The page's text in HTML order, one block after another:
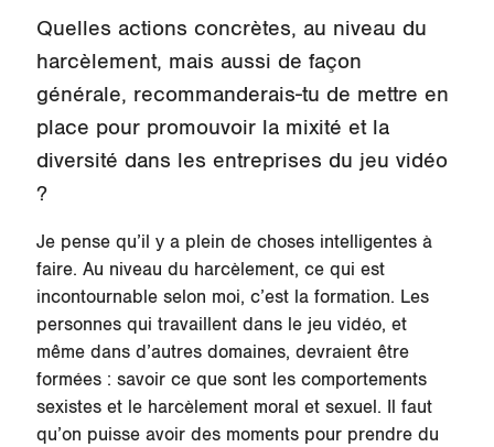
Quelles actions concrètes, au niveau du
harcèlement, mais aussi de façon
générale, recommanderais-tu de mettre en
place pour promouvoir la mixité et la
diversité dans les entreprises du jeu vidéo
?
Je pense qu’il y a plein de choses intelligentes à
faire. Au niveau du harcèlement, ce qui est
incontournable selon moi, c’est la formation. Les
personnes qui travaillent dans le jeu vidéo, et
même dans d’autres domaines, devraient être
formées : savoir ce que sont les comportements
sexistes et le harcèlement moral et sexuel. Il faut
qu’on puisse avoir des moments pour prendre du